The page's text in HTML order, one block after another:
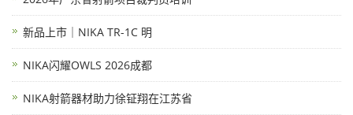
新品上市｜NIKA TR-1C 明
NIKA闪耀OWLS 2026成都
NIKA射箭器材助力徐钲翔在江苏省